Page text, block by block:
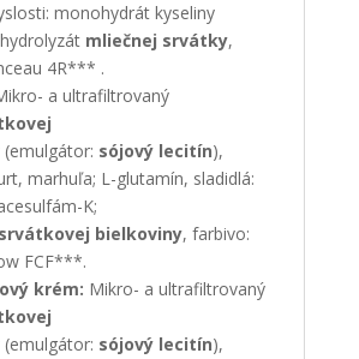
monohydrát kyseliny
mliečnej srvátky,
4R*** .
a ultrafiltrovaný
(emulgátor: sójový lecitín),
marhuľa; L-glutamín, sladidlá:
K;
srvátkovej bielkoviny, farbivo:
FCF***.
krém: Mikro- a ultrafiltrovaný
(emulgátor: sójový lecitín),